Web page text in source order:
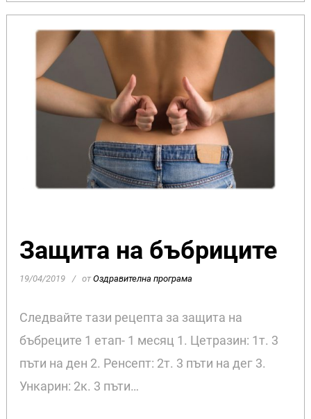
Защита на бъбриците
19/04/2019 отОздравителна програма
Следвайте тази рецепта за защита на
бъбреците 1 етап- 1 месяц 1. Цетразин: 1т. 3
пъти на ден 2. Ренсепт: 2т. 3 пъти на дег 3.
Ункарин: 2к. 3 пъти…